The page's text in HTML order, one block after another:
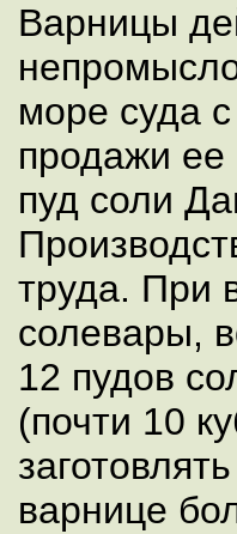
Варницы
море суда
продажи ее
пуд соли
труда. При
солевары,
12 пудов
(почти 10
варнице